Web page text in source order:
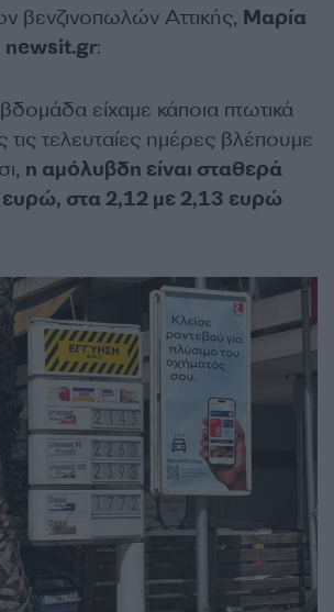
βενζινοπωλών Αττικής, Μαρία
newsit.gr:
είχαμε κάποια πτωτικά
τις τελευταίες ημέρες βλέπουμε
η αμόλυβδη είναι σταθερά
στα 2,12 με 2,13 ευρώ